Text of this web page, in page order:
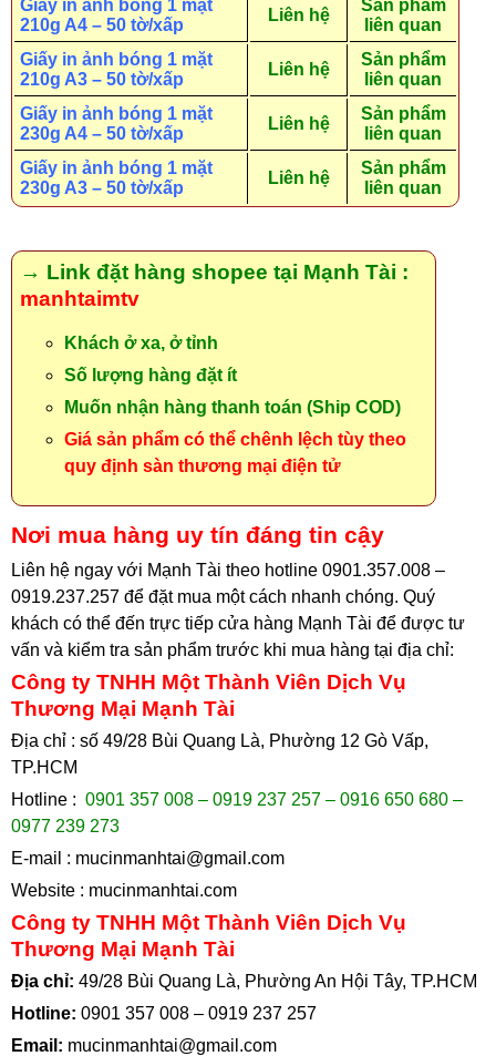
Giấy in ảnh bóng 1 mặt
210g A4 – 50 tờ/xấp
Liên hệ
Sản phẩm
liên quan
Giấy in ảnh bóng 1 mặt
210g A3 – 50 tờ/xấp
Liên hệ
Sản phẩm
liên quan
Giấy in ảnh bóng 1 mặt
230g A4 – 50 tờ/xấp
Liên hệ
Sản phẩm
liên quan
Giấy in ảnh bóng 1 mặt
230g A3 – 50 tờ/xấp
Liên hệ
Sản phẩm
liên quan
→ Link đặt hàng shopee tại Mạnh Tài :
manhtaimtv
Khách ở xa, ở tỉnh
Số lượng hàng đặt ít
Muốn nhận hàng thanh toán (Ship COD)
Giá sản phẩm có thể chênh lệch tùy theo
quy định sàn thương mại điện tử
Nơi mua hàng uy tín đáng tin cậy
Liên hệ ngay với Mạnh Tài theo hotline 0901.357.008 –
0919.237.257 để đặt mua một cách nhanh chóng. Quý
khách có thể đến trực tiếp cửa hàng Mạnh Tài để được tư
vấn và kiểm tra sản phẩm trước khi mua hàng tại địa chỉ:
Công ty TNHH Một Thành Viên Dịch Vụ
Thương Mại Mạnh Tài
Địa chỉ : số 49/28 Bùi Quang Là, Phường 12 Gò Vấp,
TP.HCM
Hotline : 0901 357 008 – 0919 237 257 – 0916 650 680 –
0977 239 273
E-mail : mucinmanhtai@gmail.com
Website : mucinmanhtai.com
Công ty TNHH Một Thành Viên Dịch Vụ
Thương Mại Mạnh Tài
Địa chỉ: 49/28 Bùi Quang Là, Phường An Hội Tây, TP.HCM
Hotline: 0901 357 008 – 0919 237 257
Email: mucinmanhtai@gmail.com